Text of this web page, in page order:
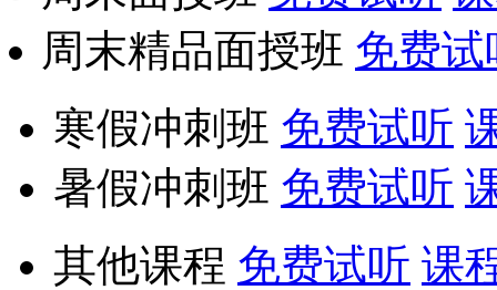
周末精品面授班 免费试
寒假冲刺班 免费试听
暑假冲刺班 免费试听
其他课程 免费试听 课